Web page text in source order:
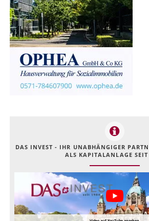
DAS INVEST - IHR UNABHÄNGIGER
ALS KAPITALANLAGE